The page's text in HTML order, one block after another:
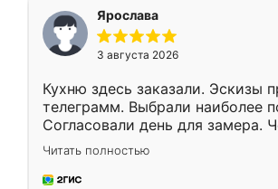
Ярослава
3 августа 2026
Кухню здесь заказали. Эскизы
телеграмм. Выбрали наиболее
Согласовали день для замера.
недели кухня была уже готова.
довольны работой. Спасибо
мебель за качественную работу!
Читать полностью